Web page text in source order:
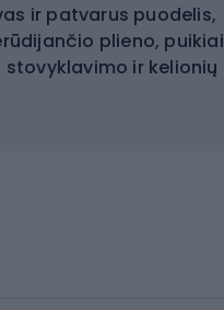
ir patvarus puodelis,
plieno, puikiai
ir kelionių